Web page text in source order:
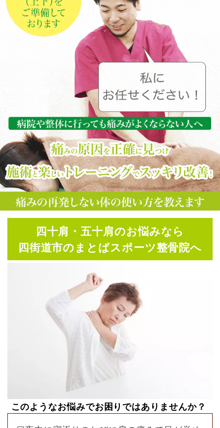
四十肩・五十肩のお悩みなら
四街道市のまとばスポーツ整骨院へ
このようなお悩みでお困りではありませんか？